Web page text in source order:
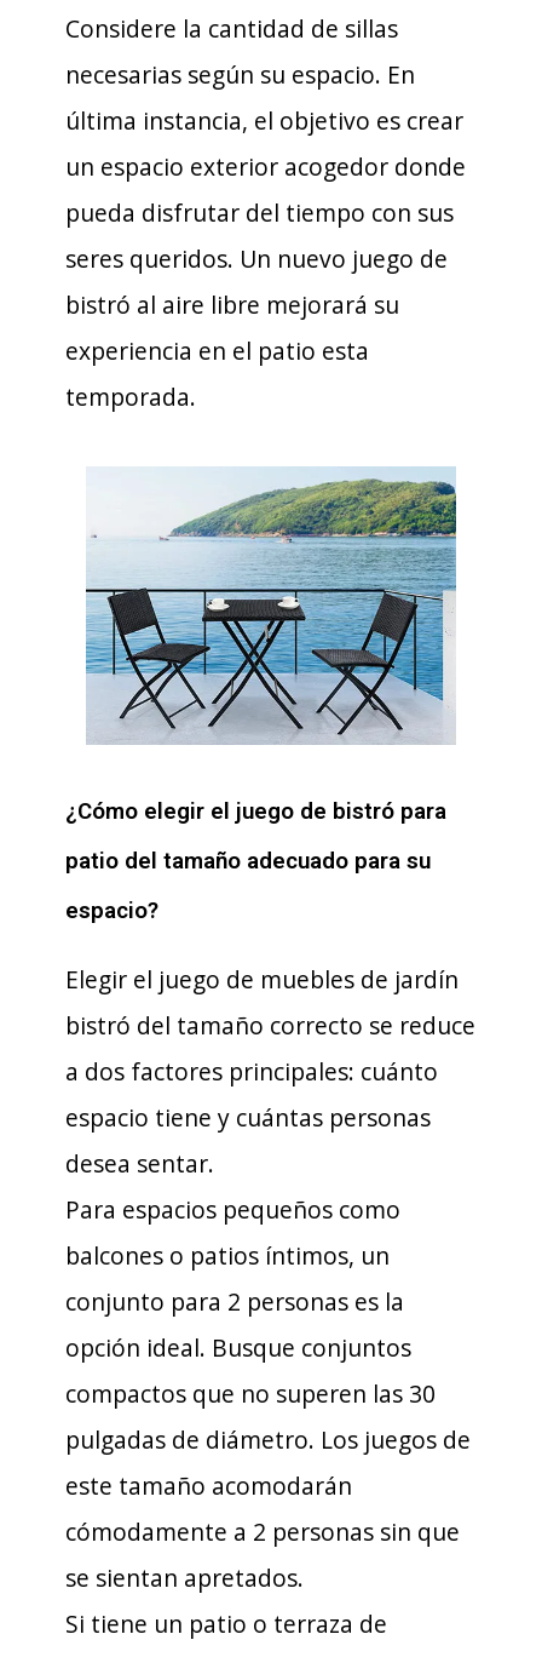
Considere la cantidad de sillas
necesarias según su espacio. En
última instancia, el objetivo es crear
un espacio exterior acogedor donde
pueda disfrutar del tiempo con sus
seres queridos. Un nuevo juego de
bistró al aire libre mejorará su
experiencia en el patio esta
temporada.
¿Cómo elegir el juego de bistró para
patio del tamaño adecuado para su
espacio?
Elegir el juego de muebles de jardín
bistró del tamaño correcto se reduce
a dos factores principales: cuánto
espacio tiene y cuántas personas
desea sentar.
Para espacios pequeños como
balcones o patios íntimos, un
conjunto para 2 personas es la
opción ideal. Busque conjuntos
compactos que no superen las 30
pulgadas de diámetro. Los juegos de
este tamaño acomodarán
cómodamente a 2 personas sin que
se sientan apretados.
Si tiene un patio o terraza de